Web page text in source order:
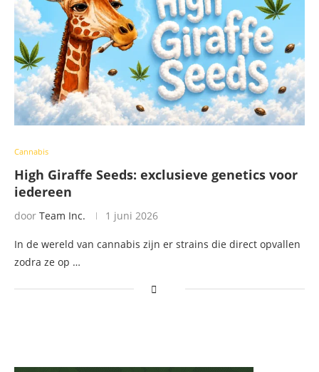
Cannabis
High Giraffe Seeds: exclusieve genetics voor
iedereen
door Team Inc. 1 juni 2026
In de wereld van cannabis zijn er strains die direct opvallen
zodra ze op …